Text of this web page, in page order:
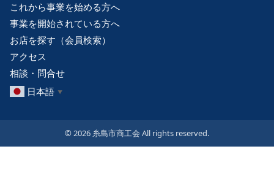
これから事業を始める方へ
事業を開始されている方へ
お店を探す（会員検索）
アクセス
相談・問合せ
日本語 ▼
© 2026 糸島市商工会 All rights reserved.